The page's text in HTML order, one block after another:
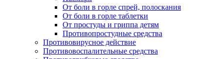
От боли в горле спрей, полоскания
От боли в горле таблетки
От простуды и гриппа детям
Противопростудные средства
Противовирусное действие
Противовоспалительные средства